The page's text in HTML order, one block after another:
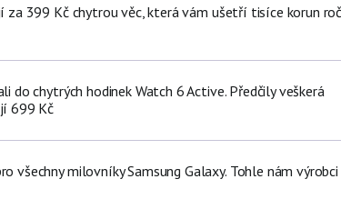
za 399 Kč chytrou věc, která vám ušetří tisíce korun
do chytrých hodinek Watch 6 Active. Předčily veškerá
699 Kč
všechny milovníky Samsung Galaxy. Tohle nám výrobci